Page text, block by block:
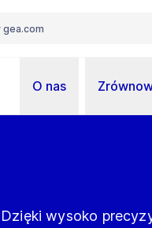
O nas
Dzięki wysoko